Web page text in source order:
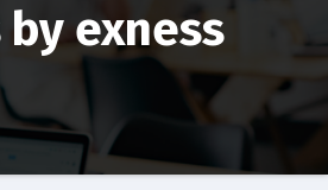
exness